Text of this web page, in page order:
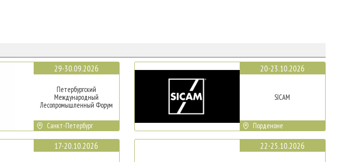
29-30.09.2026
Петербургский
Международный
Лесопромышленный Форум
Санкт-Петербург
17-20.10.2026
20-23.10.2026
SICAM
Порденоне
22-25.10.2026